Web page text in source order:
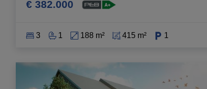
€ 382.000
3 1 188 m² 415 m² 1